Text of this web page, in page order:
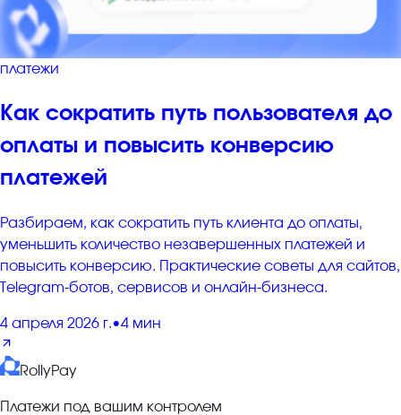
платежи
Как сократить путь пользователя до
оплаты и повысить конверсию
платежей
Разбираем, как сократить путь клиента до оплаты,
уменьшить количество незавершенных платежей и
повысить конверсию. Практические советы для сайтов,
Telegram-ботов, сервисов и онлайн-бизнеса.
4 апреля 2026 г.•4 мин
RollyPay
Платежи под вашим контролем